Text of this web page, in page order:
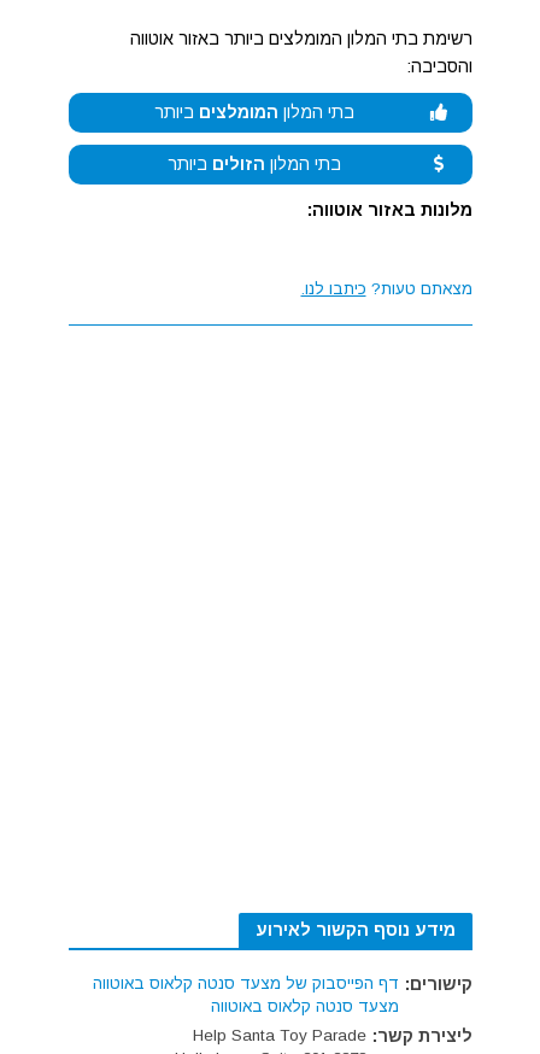
רשימת בתי המלון המומלצים ביותר באזור אוטווה
והסביבה:
בתי המלון המומלצים ביותר
בתי המלון הזולים ביותר
מלונות באזור אוטווה:
מצאתם טעות? כיתבו לנו.
מידע נוסף הקשור לאירוע
קישורים: דף הפייסבוק של מצעד סנטה קלאוס באוטווה
מצעד סנטה קלאוס באוטווה
ליצירת קשר: Help Santa Toy Parade